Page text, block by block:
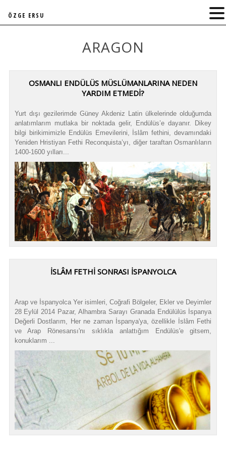
ARAGON
OSMANLI ENDÜLÜS MÜSLÜMANLARINA NEDEN
YARDIM ETMEDİ?
Yurt dışı gezilerimde Güney Akdeniz Latin ülkelerinde olduğumda
anlatımlarım mutlaka bir noktada gelir, Endülüs’e dayanır. Dikey
bilgi birikimimizle Endülüs Emevilerini, İslâm fethini, devamındaki
Yeniden Hristiyan Fethi Reconquista’yı, diğer taraftan Osmanlıların
1400-1600 yılları...
İSLÂM FETHİ SONRASI İSPANYOLCA
Arap ve İspanyolca Yer isimleri, Coğrafi Bölgeler, Ekler ve Deyimler
28 Eylül 2014 Pazar, Alhambra Sarayı Granada Endülülüs İspanya
Değerli Dostlarım, Her ne zaman İspanya'ya, özellikle İslâm Fethi
ve Arap Rönesansı'nı sıklıkla anlattığım Endülüs'e gitsem,
konuklarım ...
ÖZGE ERSU